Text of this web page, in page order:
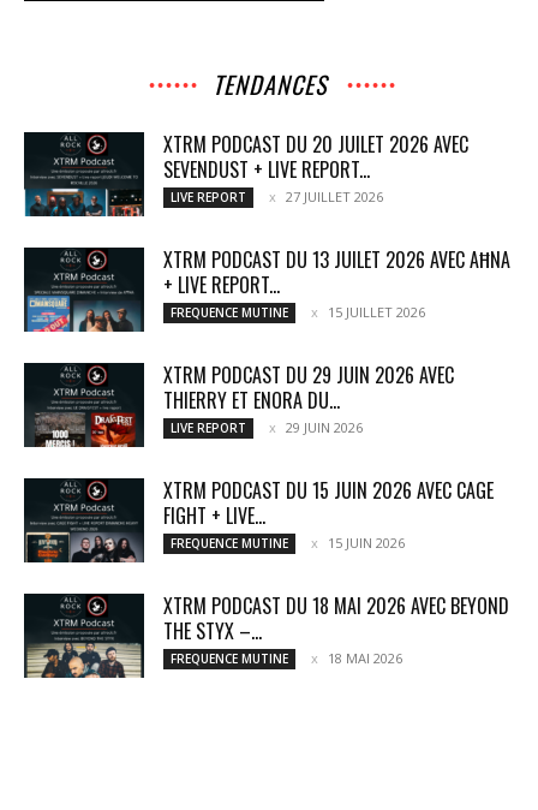
TENDANCES
XTRM PODCAST DU 20 JUILET 2026 AVEC
SEVENDUST + LIVE REPORT...
LIVE REPORT 27 JUILLET 2026
XTRM PODCAST DU 13 JUILET 2026 AVEC AĦNA
+ LIVE REPORT...
FREQUENCE MUTINE 15 JUILLET 2026
XTRM PODCAST DU 29 JUIN 2026 AVEC
THIERRY ET ENORA DU...
LIVE REPORT 29 JUIN 2026
XTRM PODCAST DU 15 JUIN 2026 AVEC CAGE
FIGHT + LIVE...
FREQUENCE MUTINE 15 JUIN 2026
XTRM PODCAST DU 18 MAI 2026 AVEC BEYOND
THE STYX –...
FREQUENCE MUTINE 18 MAI 2026